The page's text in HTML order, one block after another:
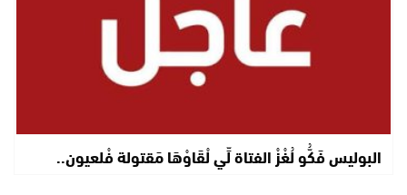
البوليس فَكُّو لُغْزْ الفتاة لِّي لْقَاوْهَا مَقتولة فْلعيون..